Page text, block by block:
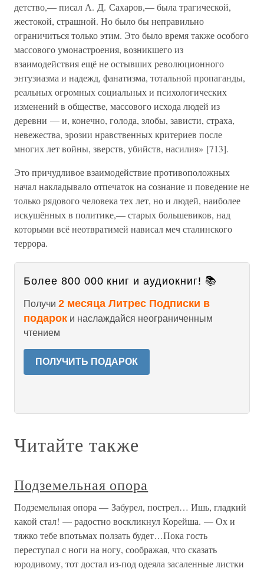
детство,— писал А. Д. Сахаров,— была трагической,
жестокой, страшной. Но было бы неправильно
ограничиться только этим. Это было время также особого
массового умонастроения, возникшего из
взаимодействия ещё не остывших революционного
энтузиазма и надежд, фанатизма, тотальной пропаганды,
реальных огромных социальных и психологических
изменений в обществе, массового исхода людей из
деревни — и, конечно, голода, злобы, зависти, страха,
невежества, эрозии нравственных критериев после
многих лет войны, зверств, убийств, насилия» [713].
Это причудливое взаимодействие противоположных
начал накладывало отпечаток на сознание и поведение не
только рядового человека тех лет, но и людей, наиболее
искушённых в политике,— старых большевиков, над
которыми всё неотвратимей нависал меч сталинского
террора.
Более 800 000 книг и аудиокниг! 📚
Получи 2 месяца Литрес Подписки в
подарок и наслаждайся неограниченным
чтением
ПОЛУЧИТЬ ПОДАРОК
Читайте также
Подземельная опора
Подземельная опора — Забурел, пострел… Ишь, гладкий
какой стал! — радостно воскликнул Корейша. — Ох и
тяжко тебе впотьмах ползать будет…Пока гость
переступал с ноги на ногу, соображая, что сказать
юродивому, тот достал из-под одеяла засаленные листки